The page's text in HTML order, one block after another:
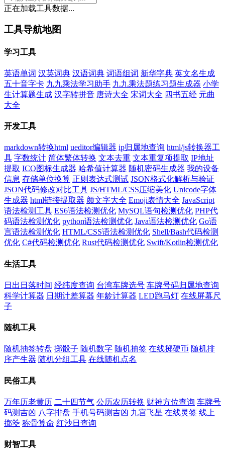
正在加载工具数据...
工具导航地图
学习工具
英语单词 汉英词典 汉语词典 词语组词 新华字典 英文名生成
五十音字卡 九九乘法学习助手 九九乘法题练习题生成器 小学
生计算题生成 汉字转拼音 唐诗大全 宋词大全 四书五经 元曲
大全
开发工具
markdown转换html ueditor编辑器 ip归属地查询 html/js转换器工
具 字数统计 简体繁体转换 文本去重 文本重复项提取 IP地址
提取 ICO图标生成器 哈希值计算器 随机密码生成器 我的设备
信息 存储单位换算 正则表达式测试 JSON格式化解析与验证
JSON代码修改对比工具 JS/HTML/CSS压缩美化 Unicode字体
生成器 html链接提取器 颜文字大全 Emoji表情大全 JavaScript
语法检测工具 ES6语法检测优化 MySQL语句检测优化 PHP代
码语法检测优化 python语法检测优化 Java语法检测优化 Go语
言语法检测优化 HTML/CSS语法检测优化 Shell/Bash代码检测
优化 C#代码检测优化 Rust代码检测优化 Swift/Kotlin检测优化
生活工具
日出日落时间 经纬度查询 台湾车牌选号 车牌号码归属地查询
科学计算器 日期计差算器 年龄计算器 LED跑马灯 在线屏幕尺
子
随机工具
随机抽签转盘 掷骰子 随机数字 随机抽签 在线掷硬币 随机排
序产生器 随机分组工具 在线随机点名
民俗工具
万年历老黄历 二十四节气 公历农历转换 财神方位查询 车牌号
码测吉凶 八字排盘 手机号码测吉凶 九宫飞星 在线灵签 线上
掷筊 称骨算命 红沙日查询
财智工具